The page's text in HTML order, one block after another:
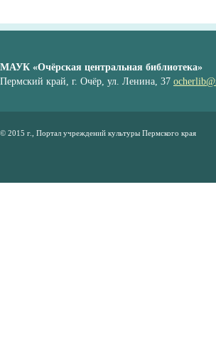
МАУК «Очёрская центральная библиотека»
Пермский край, г. Очёр, ул. Ленина, 37
© 2015 г., Портал учреждений культуры Пермского края